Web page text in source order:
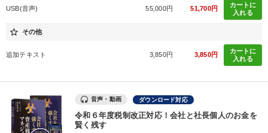
USB(音声) 55,000円 51,700円
カートに
入れる
star_border その他
追加テキスト 3,850円 3,850円
カートに
入れる
音声・動画 ダウンロード対応
令和６年度税制改正対応！会社と社長個人のお金を
賢く残す